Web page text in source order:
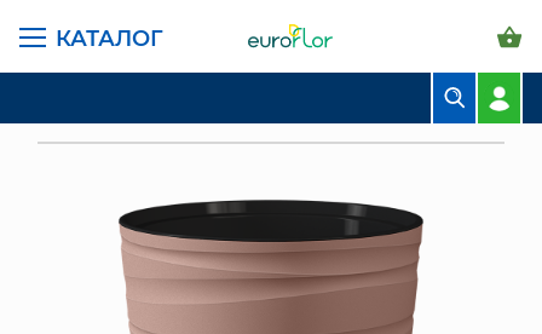
КАТАЛОГ
ЦВЕТЫ В ПАЧКАХ
СВАДЕБНАЯ ФЛОРИСТИКА
ГЛАВНАЯ СТРАНИЦА КАТАЛОГ
ГОРШКИ И КАШПО